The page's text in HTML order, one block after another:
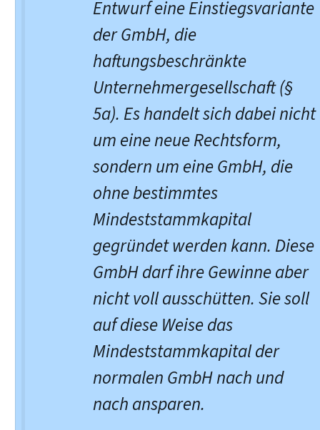
Entwurf eine Einstiegsvariante
der GmbH, die
haftungsbeschränkte
Unternehmergesellschaft (§
5a). Es handelt sich dabei nicht
um eine neue Rechtsform,
sondern um eine GmbH, die
ohne bestimmtes
Mindeststammkapital
gegründet werden kann. Diese
GmbH darf ihre Gewinne aber
nicht voll ausschütten. Sie soll
auf diese Weise das
Mindeststammkapital der
normalen GmbH nach und
nach ansparen.